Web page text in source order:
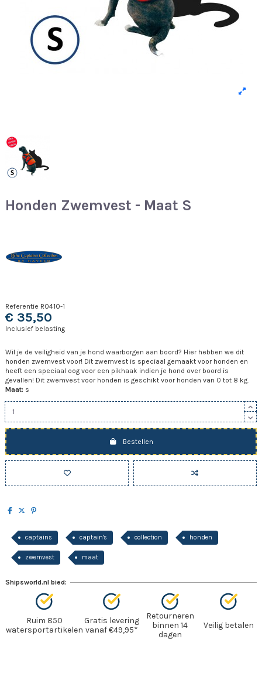
Honden Zwemvest - Maat S
Referentie R0410-1
€ 35,50
Inclusief belasting
Wil je de veiligheid van je hond waarborgen aan boord? Hier hebben we dit
honden zwemvest voor! Dit zwemvest is speciaal gemaakt voor honden en
heeft een speciaal oog voor een pikhaak indien je hond over boord is
gevallen! Dit zwemvest voor honden is geschikt voor honden van 0 tot 8 kg.
Maat: s
Bestellen
captains captain's collection honden
zwemvest maat
Shipsworld.nl bied:
Ruim 850
watersportartikelen
Gratis levering
vanaf €49,95*
Retourneren
binnen 14
dagen
Veilig betalen